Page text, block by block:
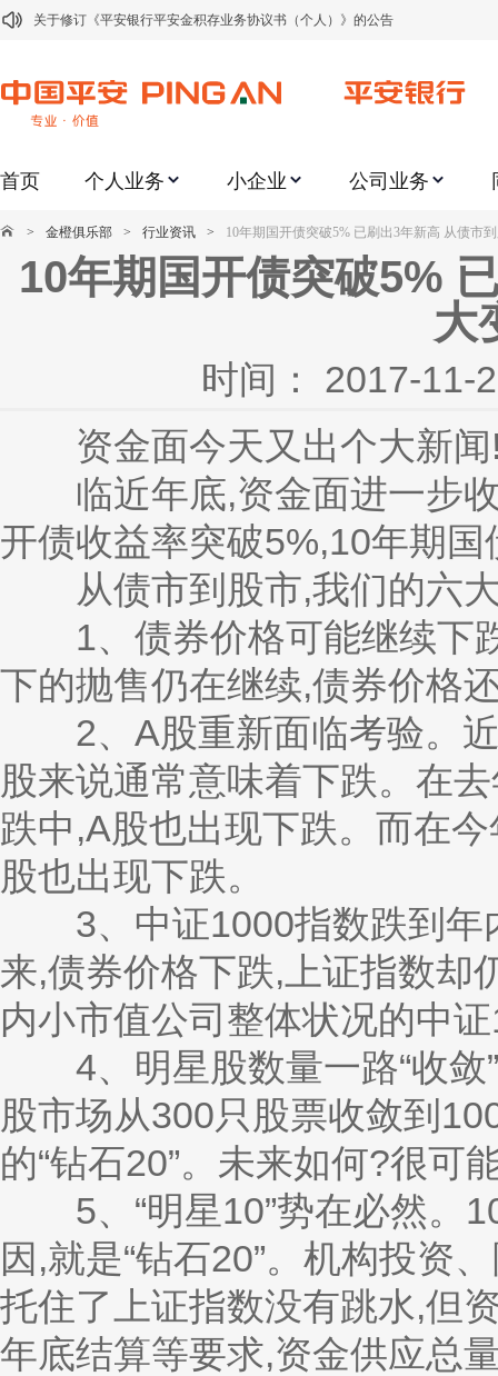
关于修订《平安银行平安金积存业务协议书（个人）》的公告
关于2021年劳动节期间代理贵金属业务风险提示的通知
关于加强代理贵金属业务风险防范的提示
关于进一步加强代理贵金属业务风险防范的提示
关于加强代理贵金属业务风险防范的提示
关于调整存量首套住房贷款利率的公告
首页 个人业务 小企业 公司业务
> 金橙俱乐部 > 行业资讯 > 10年期国开债突破5% 已刷出3年新高 从债市
10年期国开债突破5%
大
时间： 2017-11-
资金面今天又出个大新闻
临近年底,资金面进一步收
开债收益率突破5%,10年期
从债市到股市,我们的六大
1、债券价格可能继续下
下的抛售仍在继续,债券价格
2、A股重新面临考验。近
股来说通常意味着下跌。在
跌中,A股也出现下跌。而在
股也出现下跌。
3、中证1000指数跌到年
来,债券价格下跌,上证指数却
内小市值公司整体状况的中
4、明星股数量一路“收敛”
股市场从300只股票收敛到
的“钻石20”。未来如何?很可
5、“明星10”势在必然。
因,就是“钻石20”。机构投资
托住了上证指数没有跳水,但
年底结算等要求,资金供应总